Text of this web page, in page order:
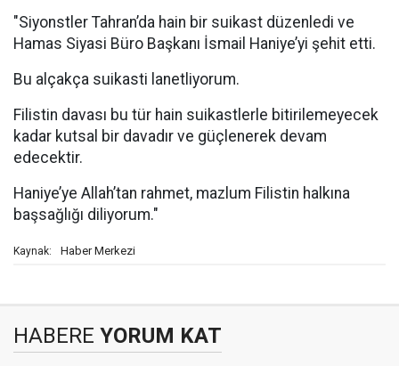
"Siyonstler Tahran’da hain bir suikast düzenledi ve
Hamas Siyasi Büro Başkanı İsmail Haniye’yi şehit etti.
Bu alçakça suikasti lanetliyorum.
Filistin davası bu tür hain suikastlerle bitirilemeyecek
kadar kutsal bir davadır ve güçlenerek devam
edecektir.
Haniye’ye Allah’tan rahmet, mazlum Filistin halkına
başsağlığı diliyorum."
Kaynak: Haber Merkezi
HABERE YORUM KAT